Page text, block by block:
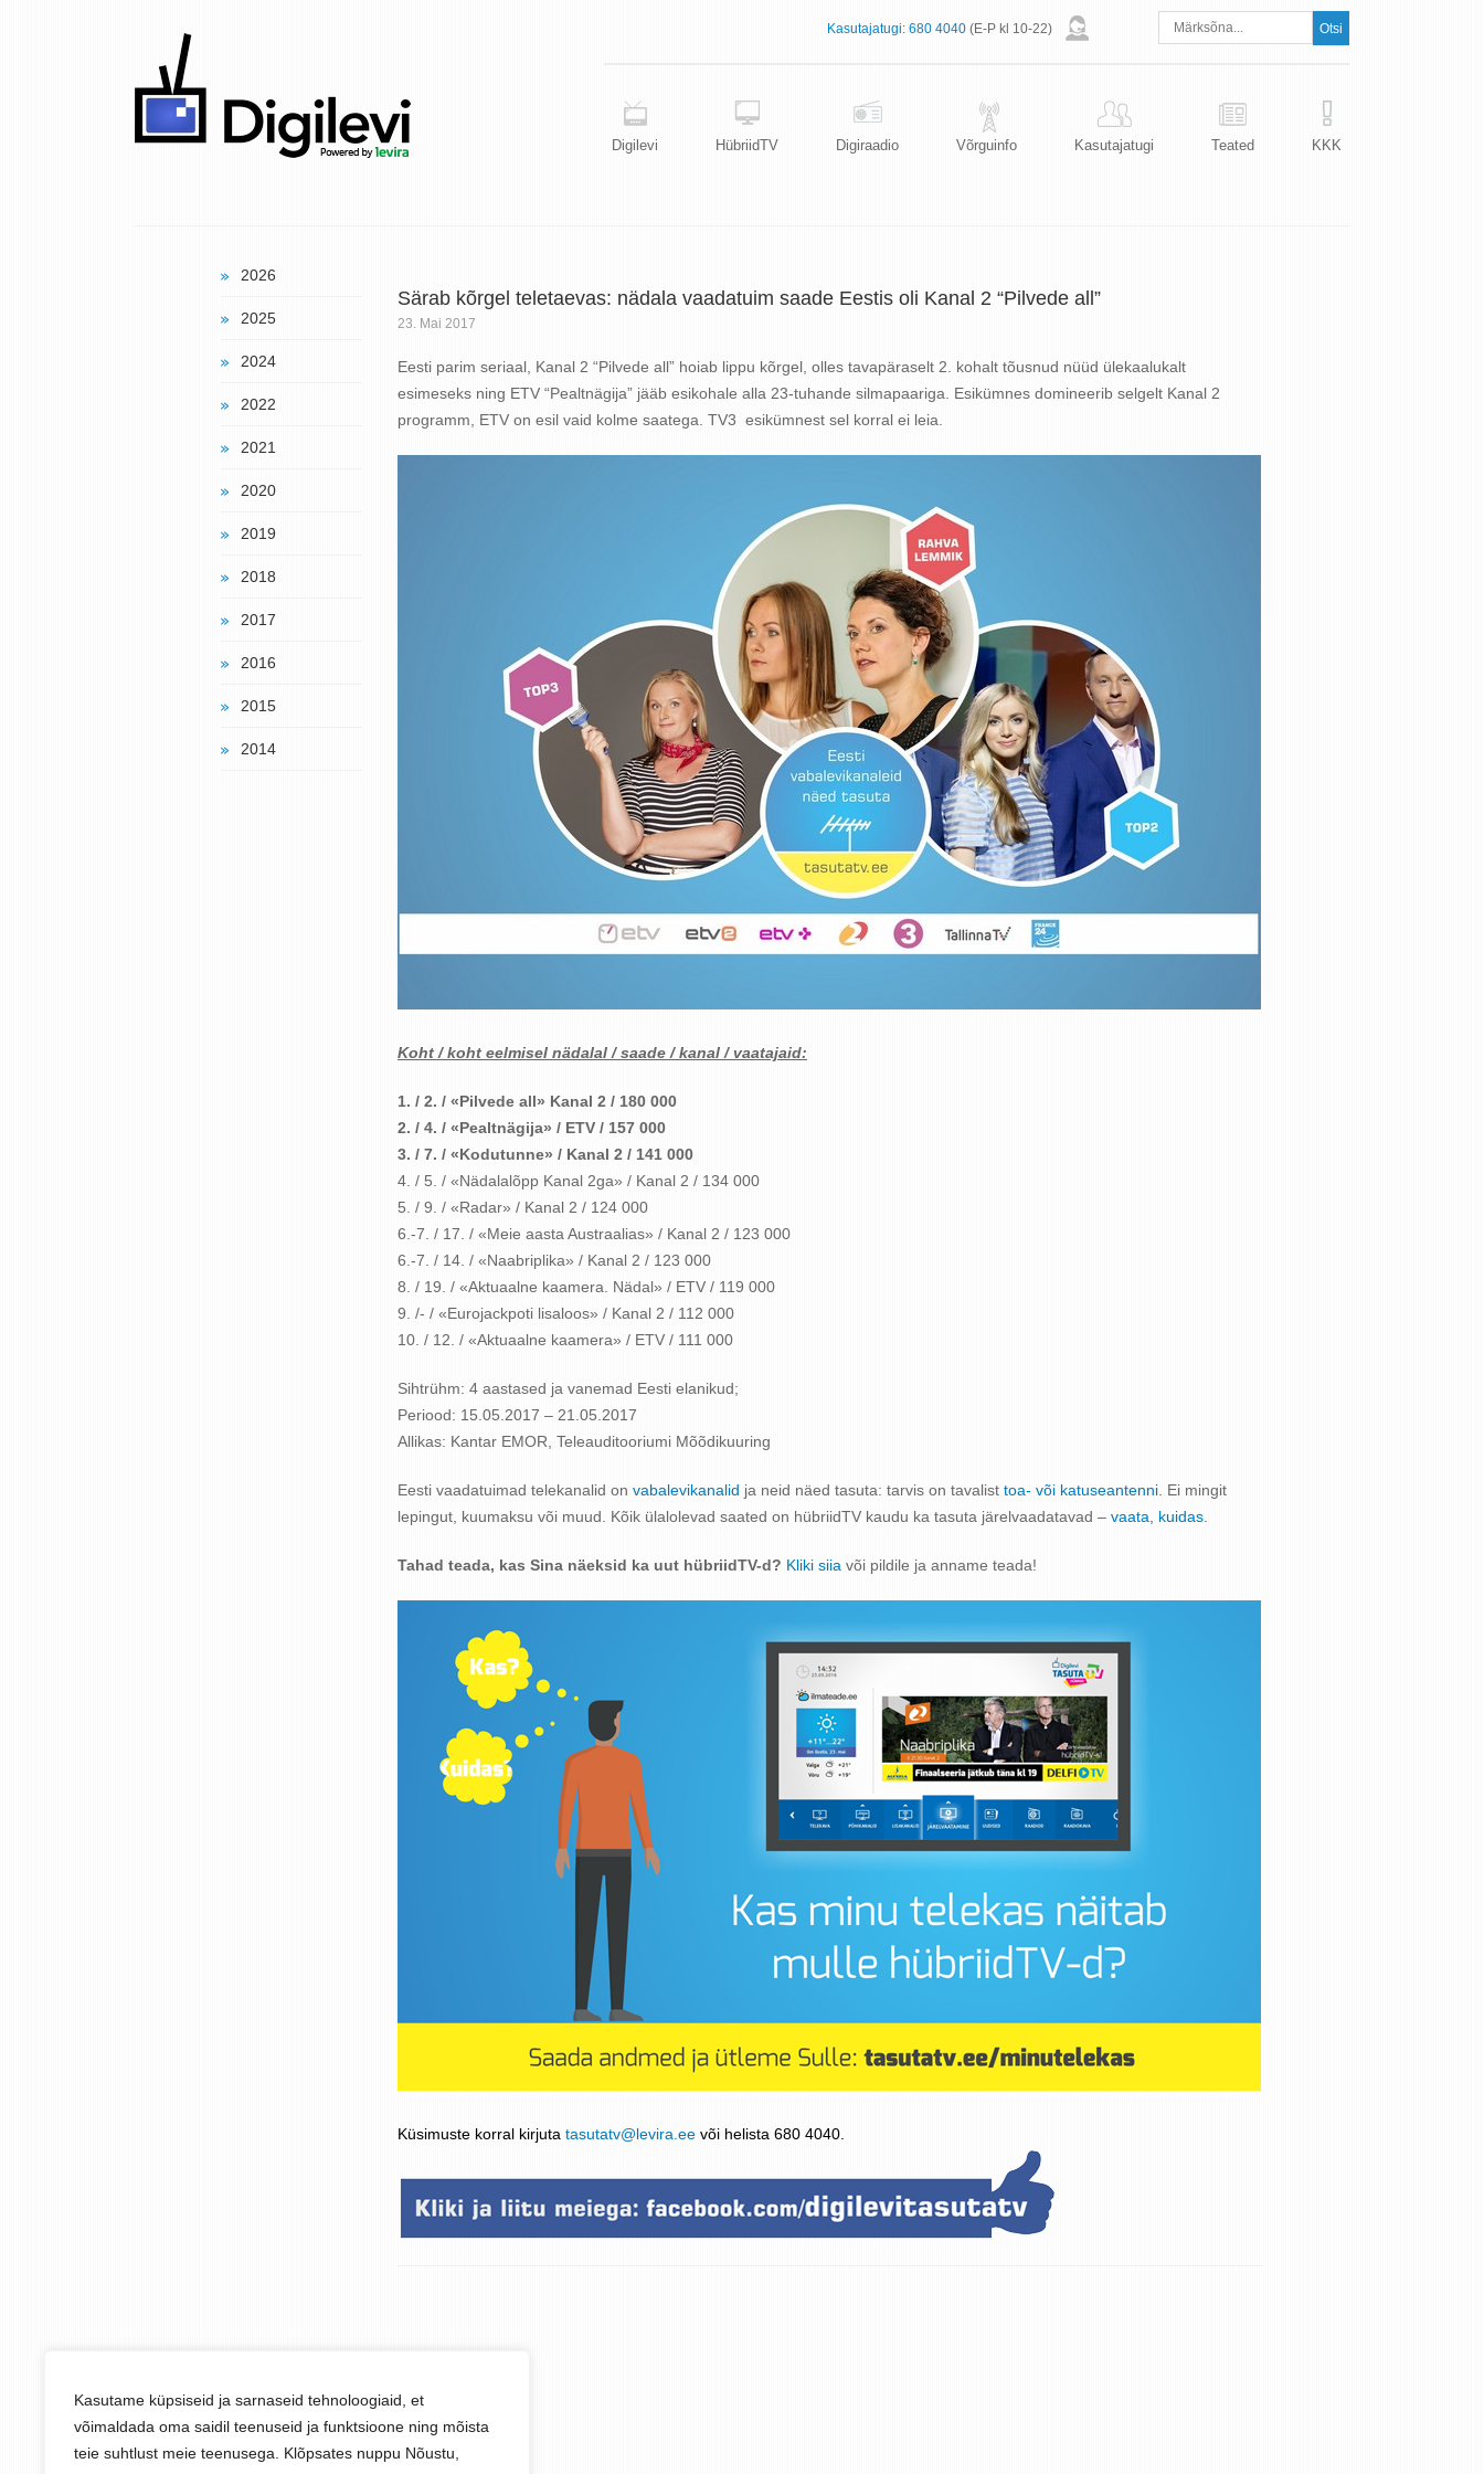
Kasutame küpsiseid ja sarnaseid tehnoloogiaid, et
võimaldada oma saidil teenuseid ja funktsioone ning mõista
teie suhtlust meie teenusega. Klõpsates nuppu Nõustu,
Kasutajatugi: 680 4040 (E-P kl 10-22)
Digilevi HübriidTV Digiraadio Võrguinfo Kasutajatugi Teated KKK
2026
2025
2024
2022
2021
2020
2019
2018
2017
2016
2015
2014
Särab kõrgel teletaevas: nädala vaadatuim saade Eestis oli Kanal 2 “Pilvede all”
23. Mai 2017
Eesti parim seriaal, Kanal 2 “Pilvede all” hoiab lippu kõrgel, olles tavapäraselt 2. kohalt tõusnud nüüd ülekaalukalt
esimeseks ning ETV “Pealtnägija” jääb esikohale alla 23-tuhande silmapaariga. Esikümnes domineerib selgelt Kanal 2
programm, ETV on esil vaid kolme saatega. TV3 esikümnest sel korral ei leia.
Koht / koht eelmisel nädalal / saade / kanal / vaatajaid:
1. / 2. / «Pilvede all» Kanal 2 / 180 000
2. / 4. / «Pealtnägija» / ETV / 157 000
3. / 7. / «Kodutunne» / Kanal 2 / 141 000
4. / 5. / «Nädalalõpp Kanal 2ga» / Kanal 2 / 134 000
5. / 9. / «Radar» / Kanal 2 / 124 000
6.-7. / 17. / «Meie aasta Austraalias» / Kanal 2 / 123 000
6.-7. / 14. / «Naabriplika» / Kanal 2 / 123 000
8. / 19. / «Aktuaalne kaamera. Nädal» / ETV / 119 000
9. /- / «Eurojackpoti lisaloos» / Kanal 2 / 112 000
10. / 12. / «Aktuaalne kaamera» / ETV / 111 000
Sihtrühm: 4 aastased ja vanemad Eesti elanikud;
Periood: 15.05.2017 – 21.05.2017
Allikas: Kantar EMOR, Teleauditooriumi Mõõdikuuring
Eesti vaadatuimad telekanalid on vabalevikanalid ja neid näed tasuta: tarvis on tavalist toa- või katuseantenni Ei mingit
lepingut, kuumaksu või muud. Kõik ülalolevad saated on hübriidTV kaudu ka tasuta järelvaadatavad – vaata, kuidas.
Tahad teada, kas Sina näeksid ka uut hübriidTV-d? Kliki siia või pildile ja anname teada!
Küsimuste korral kirjuta tasutatv@levira.ee või helista 680 4040.